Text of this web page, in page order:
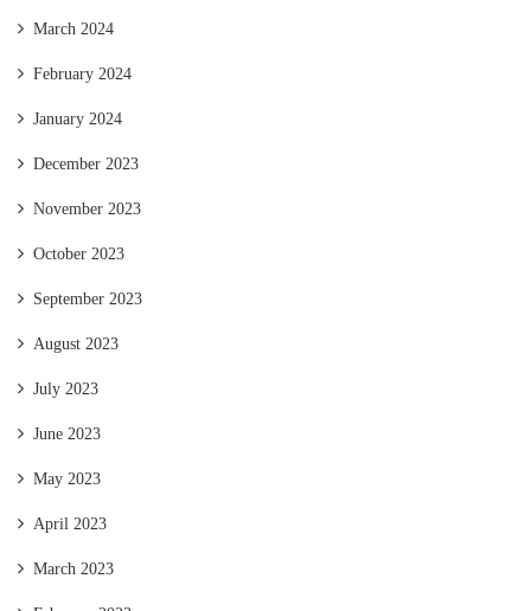
March 2024
February 2024
January 2024
December 2023
November 2023
October 2023
September 2023
August 2023
July 2023
June 2023
May 2023
April 2023
March 2023